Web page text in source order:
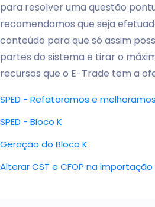
para resolver uma questão
recomendamos que seja
conteúdo para que só assim
partes do sistema e tirar o
recursos que o E-Trade tem a
SPED - Refatoramos e
SPED - Bloco K
Geração do Bloco K
Alterar CST e CFOP na importação